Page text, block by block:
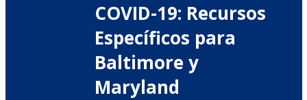
COVID-19: Recursos
Específicos para
Baltimore y
Maryland